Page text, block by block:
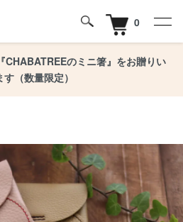
0
CHABATREEのミニ箸』をお贈りい
す（数量限定）